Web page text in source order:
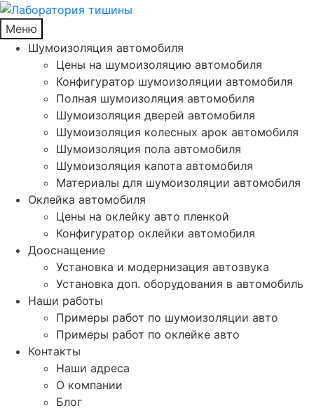
Меню
Шумоизоляция автомобиля
Цены на шумоизоляцию автомобиля
Конфигуратор шумоизоляции автомобиля
Полная шумоизоляция автомобиля
Шумоизоляция дверей автомобиля
Шумоизоляция колесных арок автомобиля
Шумоизоляция пола автомобиля
Шумоизоляция капота автомобиля
Материалы для шумоизоляции автомобиля
Оклейка автомобиля
Цены на оклейку авто пленкой
Конфигуратор оклейки автомобиля
Дооснащение
Установка и модернизация автозвука
Установка доп. оборудования в автомобиль
Наши работы
Примеры работ по шумоизоляции авто
Примеры работ по оклейке авто
Контакты
Наши адреса
О компании
Блог